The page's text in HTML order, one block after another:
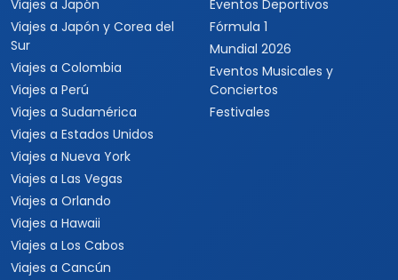
Viajes a Japón
Viajes a Japón y Corea del
Sur
Viajes a Colombia
Viajes a Perú
Viajes a Sudamérica
Viajes a Estados Unidos
Viajes a Nueva York
Viajes a Las Vegas
Viajes a Orlando
Viajes a Hawaii
Viajes a Los Cabos
Viajes a Cancún
Eventos Deportivos
Fórmula 1
Mundial 2026
Eventos Musicales y
Conciertos
Festivales